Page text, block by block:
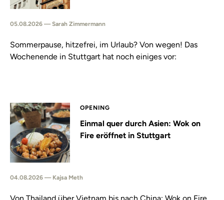
05.08.2026 — Sarah Zimmermann
Sommerpause, hitzefrei, im Urlaub? Von wegen! Das
Wochenende in Stuttgart hat noch einiges vor:
OPENING
Einmal quer durch Asien: Wok on
Fire eröffnet in Stuttgart
04.08.2026 — Kajsa Meth